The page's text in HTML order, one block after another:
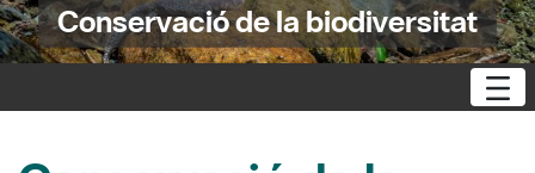
Conservació de la biodiversitat